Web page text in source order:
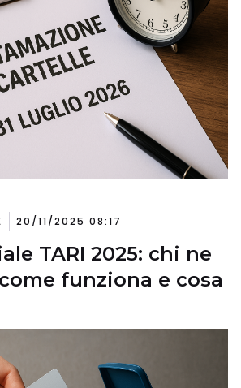
20/11/2025 08:17
TARI 2025: chi ne
funziona e cosa